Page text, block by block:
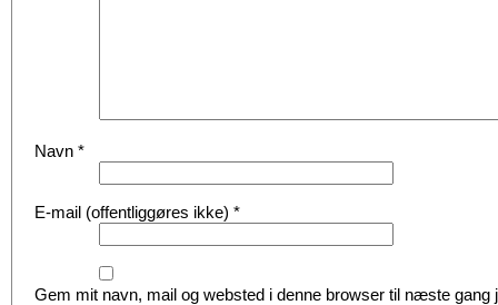
Navn *
E-mail (offentliggøres ikke) *
Gem mit navn, mail og websted i denne browser til næste gang